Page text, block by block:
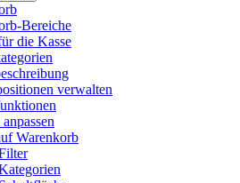
Bereiche
die Kasse
verwalten
Warenkorb